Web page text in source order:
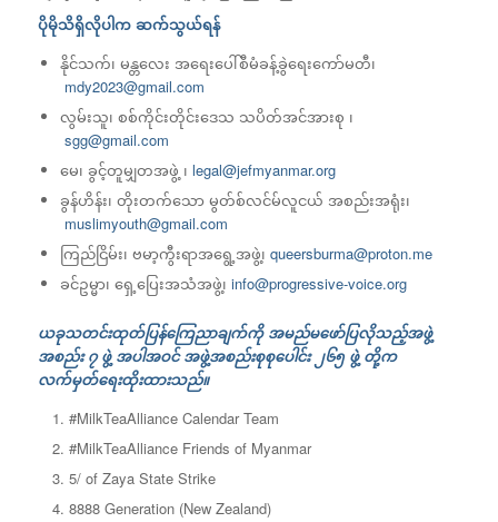
ပိုမိုသိရှိလိုပါက ဆက်သွယ်ရန်
နိုင်သက်၊ မန္တလေး အရေးပေါ်စီမံခန့်ခွဲရေးကော်မတီ၊
mdy2023@gmail.com
လွမ်းသူ၊ စစ်ကိုင်းတိုင်းဒေသ သပိတ်အင်အားစု ၊
sgg@gmail.com
မေ၊ ခွင့်တူမျှတအဖွဲ့ ၊ legal@jefmyanmar.org
ခွန်ဟိန်း၊ တိုးတက်သော မွတ်စ်လင်မ်လူငယ် အစည်းအရုံး၊
muslimyouth@gmail.com
ကြည်ငြိမ်း၊ ဗမာ့ကွီးရာအရွေ့အဖွဲ့၊ queersburma@proton.me
ခင်ဥမ္မာ၊ ရှေ့ပြေးအသံအဖွဲ့၊ info@progressive-voice.org
ယခုသတင်းထုတ်ပြန်ကြေညာချက်ကို အမည်မဖော်ပြလိုသည့်အဖွဲ့
အစည်း ၇ ဖွဲ့ အပါအဝင် အဖွဲ့အစည်းစုစုပေါင်း ၂၆၅ ဖွဲ့ တို့က
လက်မှတ်ရေးထိုးထားသည်။
#MilkTeaAlliance Calendar Team
#MilkTeaAlliance Friends of Myanmar
5/ of Zaya State Strike
8888 Generation (New Zealand)